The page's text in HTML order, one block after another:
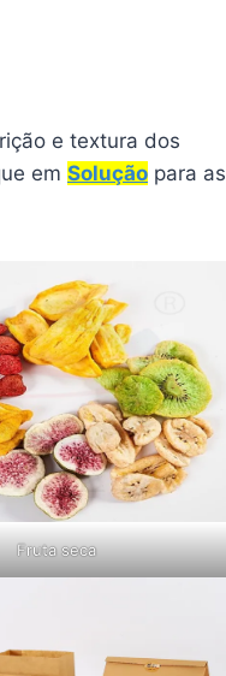
e textura dos
em Solução para as
Fruta seca